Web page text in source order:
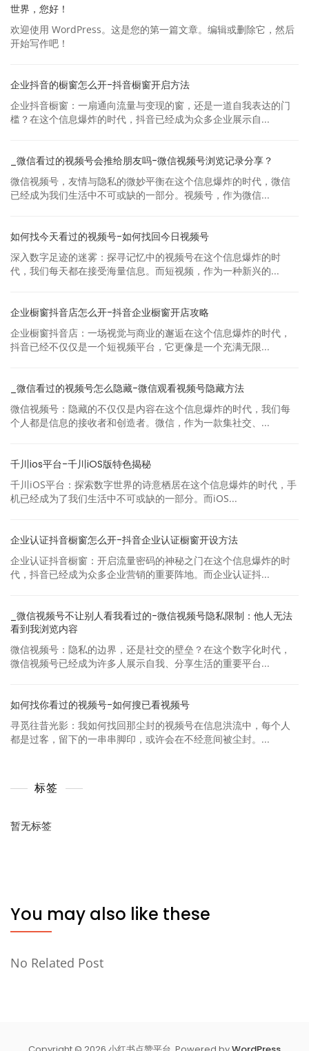
世界，您好！
欢迎使用 WordPress。这是您的第一篇文章。编辑或删除它，然后
开始写作吧！
企业抖音的橱窗怎么开-抖音橱窗开启方法
企业抖音橱窗：一扇通向流量与变现的窗，还是一道自我表达的门
槛？在这个信息爆炸的时代，抖音已经成为众多企业展示自...
_微信看过的视频号会推给朋友吗-微信视频号浏览记录分享？
微信视频号，友情与隐私的微妙平衡在这个信息爆炸的时代，微信
已经成为我们生活中不可或缺的一部分。视频号，作为微信...
如何找今天看过的视频号-如何找回今日视频号
深入数字足迹的迷雾：探寻记忆中的视频号在这个信息爆炸的时
代，我们每天都在接受海量信息。而短视频，作为一种新兴的...
企业橱窗抖音店怎么开-抖音企业橱窗开店攻略
企业橱窗抖音店：一场视觉与商业的邂逅在这个信息爆炸的时代，
抖音已经不仅仅是一个短视频平台，它更像是一个充满无限...
_微信看过的视频号怎么隐藏-微信观看视频号隐藏方法
微信视频号：隐藏的不仅仅是内容在这个信息爆炸的时代，我们每
个人都是信息的接收者和创造者。微信，作为一款集社交、...
千川ios平台-千川iOS版特色揭秘
千川iOS平台：探索数字世界的诗意栖居在这个信息爆炸的时代，手
机已经成为了我们生活中不可或缺的一部分。而iOS...
企业认证抖音橱窗怎么开-抖音企业认证橱窗开设方法
企业认证抖音橱窗：开启流量密码的神秘之门在这个信息爆炸的时
代，抖音已经成为众多企业营销的重要阵地。而企业认证抖...
_微信视频号不让别人看我看过的-微信视频号隐私限制：他人无法
看到我浏览内容
微信视频号：隐私的边界，还是社交的壁垒？在这个数字化时代，
微信视频号已经成为许多人展示自我、分享生活的重要平台...
如何找你看过的视频号-如何搜已看视频号
寻觅往昔光影：我如何找回那尘封的视频号在信息洪流中，每个人
都是过客，留下的一串串脚印，或许会在不经意间被尘封。...
标签
暂无标签
You may also like these
No Related Post